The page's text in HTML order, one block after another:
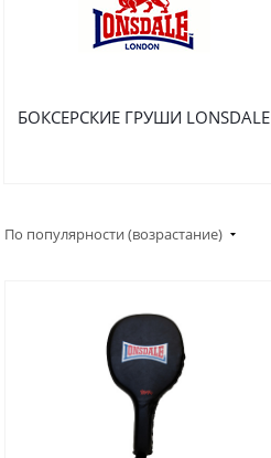
БОКСЕРСКИЕ ГРУШИ LONSDALE
По популярности (возрастание)